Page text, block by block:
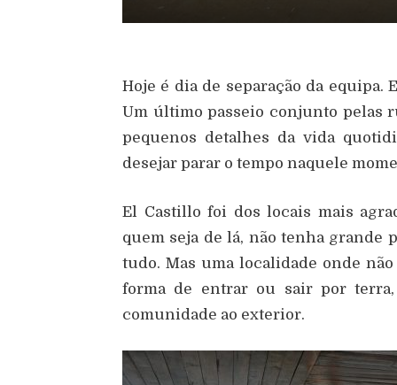
Hoje é dia de separação da equipa.
Um último passeio conjunto pelas
pequenos detalhes da vida
desejar parar o tempo naquele
El Castillo foi dos locais mais
quem seja de lá, não tenha grande
tudo. Mas uma localidade onde
forma de entrar ou sair por
comunidade ao exterior.